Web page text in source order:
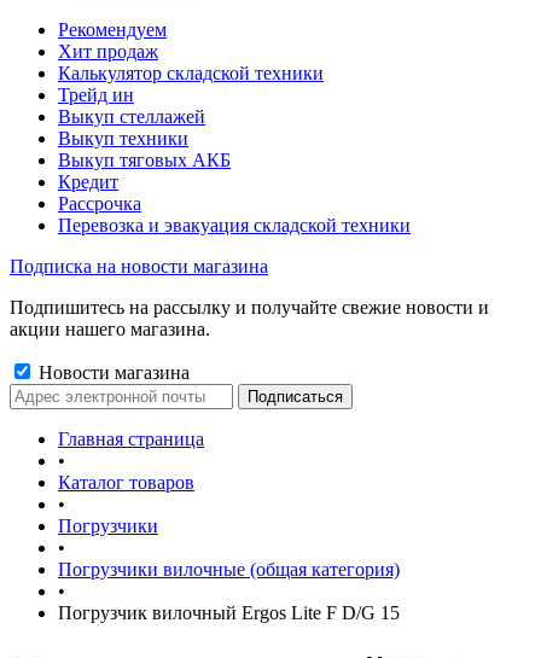
Рекомендуем
Хит продаж
Калькулятор складской техники
Трейд ин
Выкуп стеллажей
Выкуп техники
Выкуп тяговых АКБ
Кредит
Рассрочка
Перевозка и эвакуация складской техники
Подписка на новости магазина
Подпишитесь на рассылку и получайте свежие новости и
акции нашего магазина.
Новости магазина
Главная страница
•
Каталог товаров
•
Погрузчики
•
Погрузчики вилочные (общая категория)
•
Погрузчик вилочный Ergos Lite F D/G 15